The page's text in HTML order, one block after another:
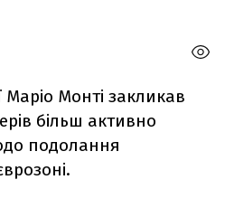
Маріо Монті закликав
більш активно
подолання